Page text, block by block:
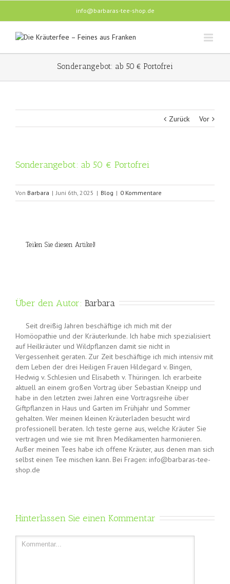
info@barbaras-tee-shop.de
Sonderangebot: ab 50 € Portofrei
Zurück Vor
Sonderangebot: ab 50 € Portofrei
Von Barbara | Juni 6th, 2025 | Blog | 0 Kommentare
Teilen Sie diesen Artikel!
Über den Autor: Barbara
Seit dreißig Jahren beschäftige ich mich mit der
Homöopathie und der Kräuterkunde. Ich habe mich spezialisiert
auf Heilkräuter und Wildpflanzen damit sie nicht in
Vergessenheit geraten. Zur Zeit beschäftige ich mich intensiv mit
dem Leben der drei Heiligen Frauen Hildegard v. Bingen,
Hedwig v. Schlesien und Elisabeth v. Thüringen. Ich erarbeite
aktuell an einem großen Vortrag über Sebastian Kneipp und
habe in den letzten zwei Jahren eine Vortragsreihe über
Giftpflanzen in Haus und Garten im Frühjahr und Sommer
gehalten. Wer meinen kleinen Kräuterladen besucht wird
professionell beraten. Ich teste gerne aus, welche Kräuter Sie
vertragen und wie sie mit Ihren Medikamenten harmonieren.
Außer meinen Tees habe ich offene Kräuter, aus denen man sich
selbst einen Tee mischen kann. Bei Fragen: info@barbaras-tee-
shop.de
Hinterlassen Sie einen Kommentar